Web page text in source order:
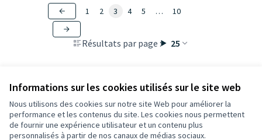
Informations sur les cookies utilisés sur le site web
Nous utilisons des cookies sur notre site Web pour améliorer la
performance et les contenus du site. Les cookies nous permettent
de fournir une expérience utilisateur et un contenu plus
personnalisés à partir de nos canaux de médias sociaux.
Résultats par page : 25
1 2 3 4 5 … 10
Conditions d'utilisation
Paramètres des cookies